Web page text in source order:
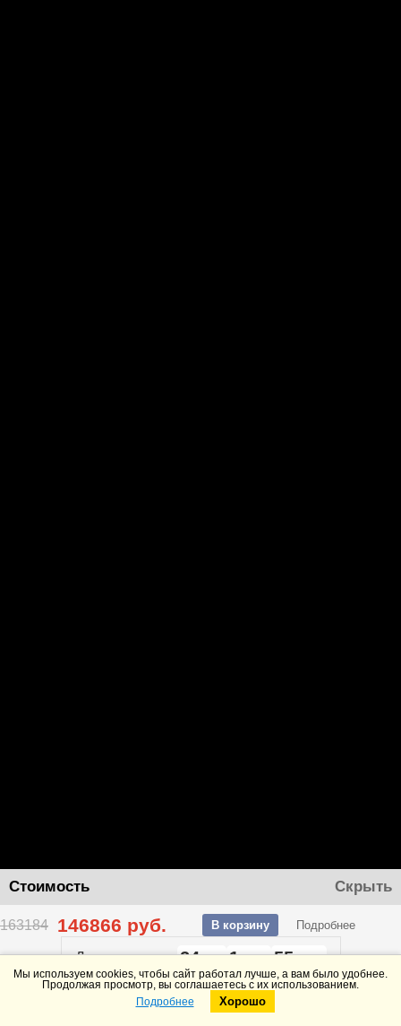
Стоимость Скрыть
163184 146866 руб. В корзину Подробнее
До конца акции24 1 55
Telegram
Мы используем cookies, чтобы сайт работал лучше, а вам было удобнее.
Продолжая просмотр, вы соглашаетесь с их использованием.
Подробнее
Хорошо